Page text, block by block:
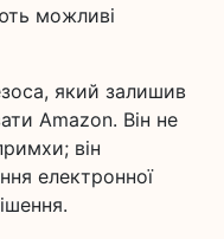
можливі
який залишив
Amazon. Він не
він
електронної